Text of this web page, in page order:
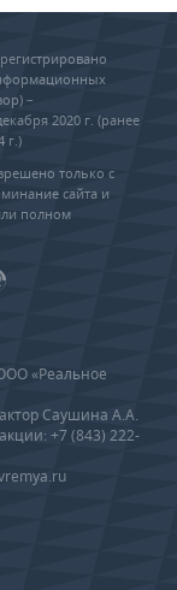
–
2020 г. (ранее
г.)
только с
сайта и
полном
«Реальное
Саушина А.А.
+7 (843) 222-